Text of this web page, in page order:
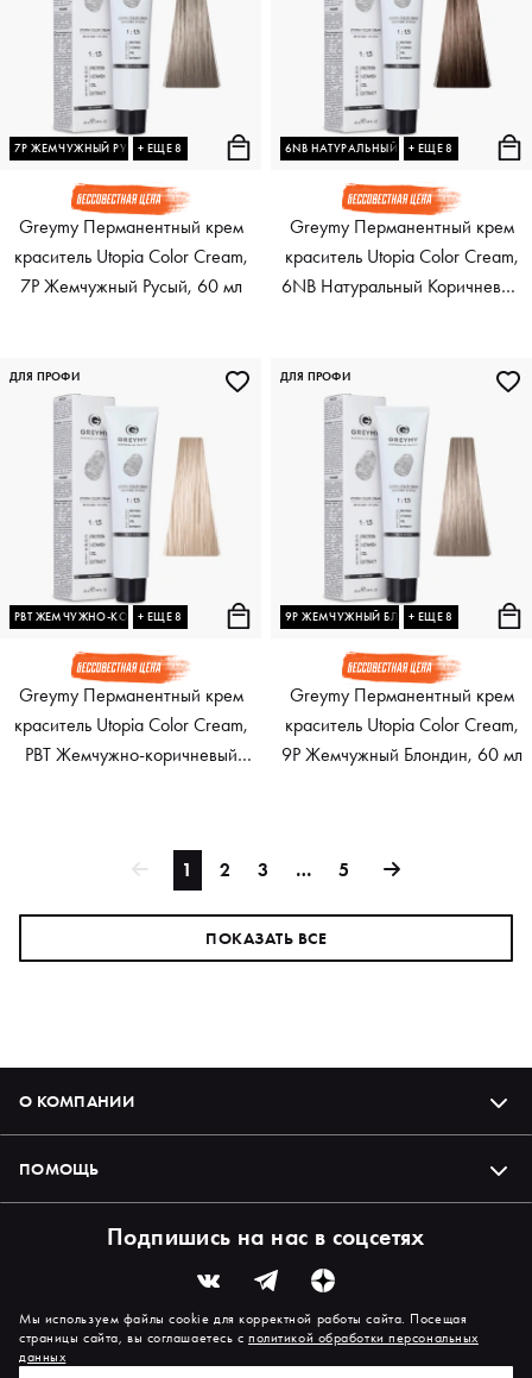
7P ЖЕМЧУЖНЫЙ РУСЫЙ+ ЕЩЕ 8
Greymy Перманентный крем
краситель Utopia Color Cream,
7P Жемчужный Русый, 60 мл
6NB НАТУРАЛЬНЫЙ КОРИЧНЕВЫЙ
+ ЕЩЕ 8
Greymy Перманентный крем
краситель Utopia Color Cream,
6NB Натуральный Коричневый
PBT ЖЕМЧУЖНО-КОРИЧНЕВЫЙ ТОНЕР
+ ЕЩЕ 8
Greymy Перманентный крем
краситель Utopia Color Cream,
PBT Жемчужно-коричневый
ДЛЯ ПРОФИ
9P ЖЕМЧУЖНЫЙ БЛОНДИН
+ ЕЩЕ 8
Greymy Перманентный крем
краситель Utopia Color Cream,
9P Жемчужный Блондин, 60 мл
ДЛЯ ПРОФИ
1 2 3 … 5
ПОКАЗАТЬ ВСЕ
О КОМПАНИИ
ПОМОЩЬ
Подпишись на нас в соцсетях
Мы используем файлы cookie для корректной работы сайта. Посещая
страницы сайта, вы соглашаетесь сполитикой обработки персональных
данных